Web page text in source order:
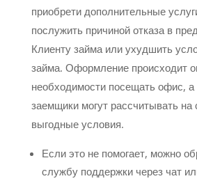
приобрети дополнительные
послужить причиной отказа в
Клиенту займа или ухудшить
займа. Оформление происходит
необходимости посещать офис,
заемщики могут рассчитывать на
выгодные условия.
Если это не помогает, можно
службу поддержки через чат